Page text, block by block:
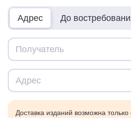
Адрес До
Доставка изданий возможна